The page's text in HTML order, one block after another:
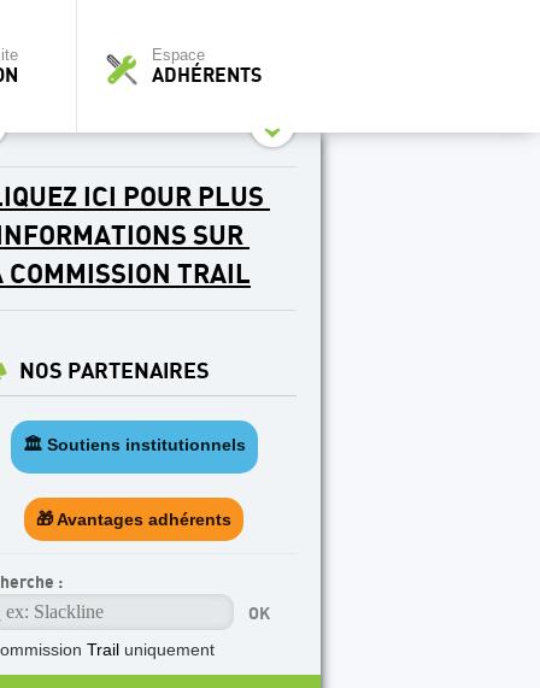
Espace
ADHÉRENTS
ICI POUR PLUS
SUR
COMMISSION TRAIL
NOS PARTENAIRES
🏛️ Soutiens institutionnels
🎁 Avantages adhérents
:
Trail uniquement